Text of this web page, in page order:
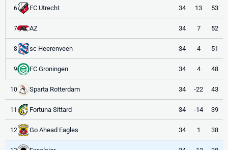
6 FC Utrecht 34 13 53
7 AZ 34 7 52
8 sc Heerenveen 34 4 51
9 FC Groningen 34 4 48
10 Sparta Rotterdam 34 -22 43
11 Fortuna Sittard 34 -14 39
12 Go Ahead Eagles 34 1 38